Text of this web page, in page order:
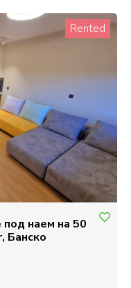
Rented
наем на 50
Банско